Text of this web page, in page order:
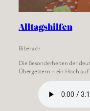
Alltagshilfen
Biberach
Die Besonderheiten der
Übergestern – ein Hoch